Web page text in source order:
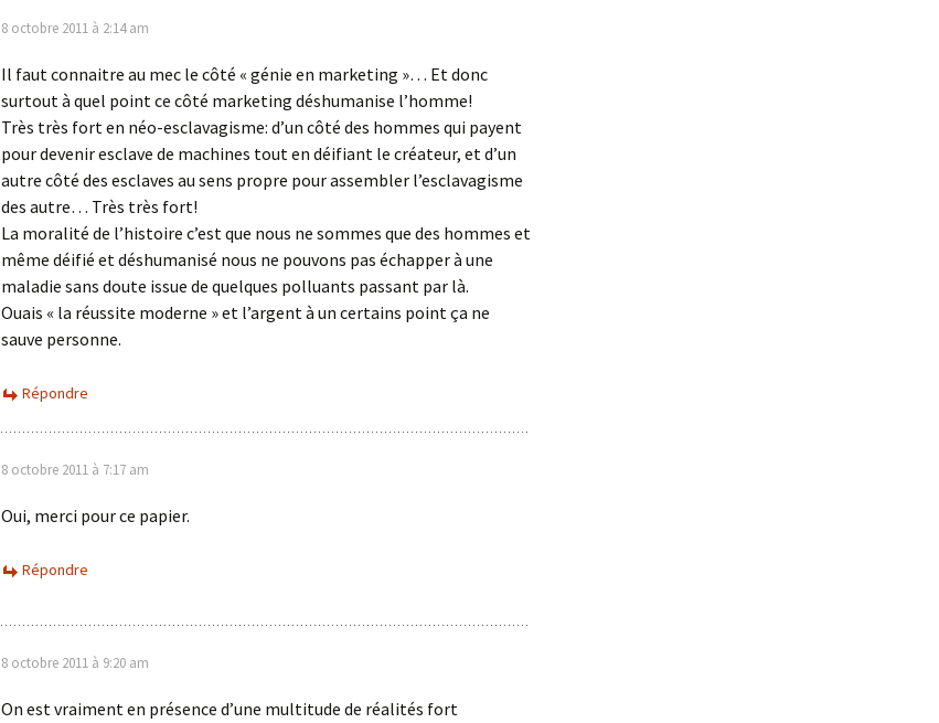
8 octobre 2011 à 2:14 am
Il faut connaitre au mec le côté « génie en marketing »… Et donc
surtout à quel point ce côté marketing déshumanise l’homme!
Très très fort en néo-esclavagisme: d’un côté des hommes qui payent
pour devenir esclave de machines tout en déifiant le créateur, et d’un
autre côté des esclaves au sens propre pour assembler l’esclavagisme
des autre… Très très fort!
La moralité de l’histoire c’est que nous ne sommes que des hommes et
même déifié et déshumanisé nous ne pouvons pas échapper à une
maladie sans doute issue de quelques polluants passant par là.
Ouais « la réussite moderne » et l’argent à un certains point ça ne
sauve personne.
Répondre
8 octobre 2011 à 7:17 am
Oui, merci pour ce papier.
Répondre
8 octobre 2011 à 9:20 am
On est vraiment en présence d’une multitude de réalités fort